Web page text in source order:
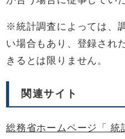
※統計調査によっては、
い場合もあり、登録され
きるとは限りません。
関連サイト
総務省ホームページ「 統